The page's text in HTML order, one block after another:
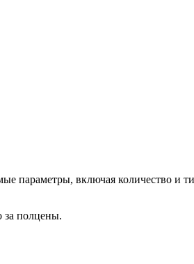
параметры, включая количество и
за полцены.